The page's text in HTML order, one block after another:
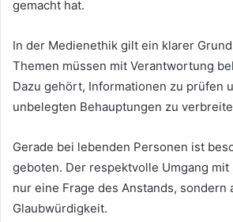
gemacht hat.
In der Medienethik gilt ein klarer
Themen müssen mit Verantwortung
Dazu gehört, Informationen zu prüfen
unbelegten Behauptungen zu
Gerade bei lebenden Personen ist
geboten. Der respektvolle Umgang
nur eine Frage des Anstands, sondern
Glaubwürdigkeit.